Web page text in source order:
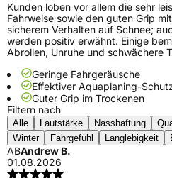
Kunden loben vor allem die sehr
Fahrweise sowie den guten Grip
sicherem Verhalten auf Schnee;
werden positiv erwähnt. Einige
Abrollen, Unruhe und schwächere
Geringe Fahrgeräusche
Effektiver Aquaplaning-
Guter Grip im Trockenen
Filtern nach
Alle Lautstärke Nasshaftung
Winter
Fahrgefühl Langlebigkeit
ABAndrew B.
01.08.2026